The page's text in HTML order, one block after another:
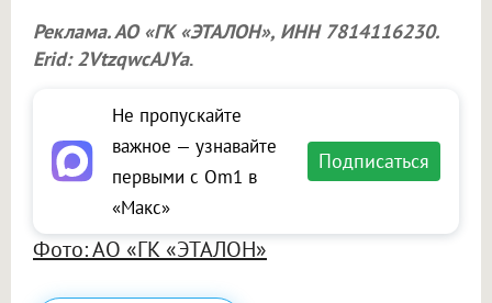
Реклама. АО «ГК «ЭТАЛОН», ИНН 7814116230.
Erid: 2VtzqwcAJYa.
Не пропускайте
важное — узнавайте
первыми с Om1 в
«Макс»
Подписаться
Фото: АО «ГК «ЭТАЛОН»